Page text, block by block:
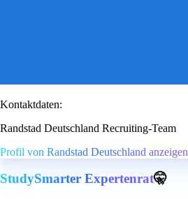
Kontaktdaten:
Randstad Deutschland Recruiting-Team
Profil von Randstad Deutschland anzeigen
StudySmarter Expertenrat🤫